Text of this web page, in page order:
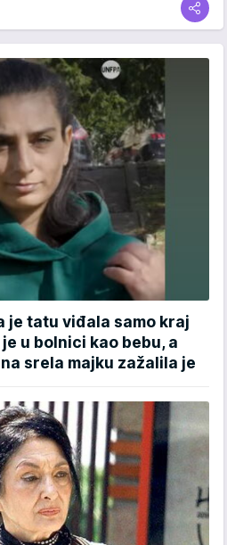
je tatu viđala samo kraj
u bolnici kao bebu, a
srela majku zažalila je